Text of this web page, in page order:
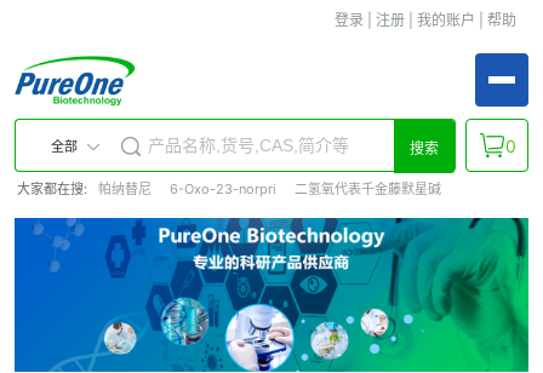
登录 注册 我的账户 帮助
全部 搜索
大家都在搜: 帕纳替尼 6-Oxo-23-norpri 二氢氧代表千金藤默星碱
0